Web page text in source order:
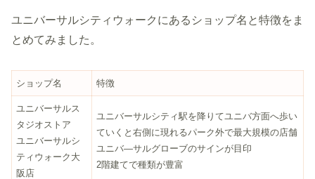
ユニバーサルシティウォークにあるショップ名と特徴をま
とめてみました。
ショップ名 特徴
ユニバーサルス
タジオストア
ユニバーサルシ
ティウォーク大
阪店
ユニバーサルシティ駅を降りてユニバ方面へ歩い
ていくと右側に現れるパーク外で最大規模の店舗
ユニバ―サルグローブのサインが目印
2階建てで種類が豊富